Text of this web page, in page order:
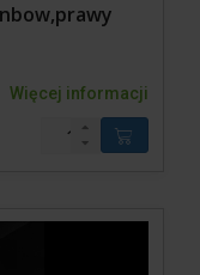
Więcej informacji